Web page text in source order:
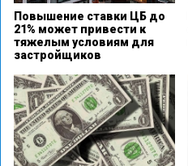
Повышение ставки ЦБ до
21% может привести к
тяжелым условиям для
застройщиков